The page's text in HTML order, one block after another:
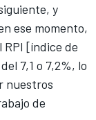
y
ese momento,
RPI [índice de
7,1 o 7,2%, lo
nuestros
de